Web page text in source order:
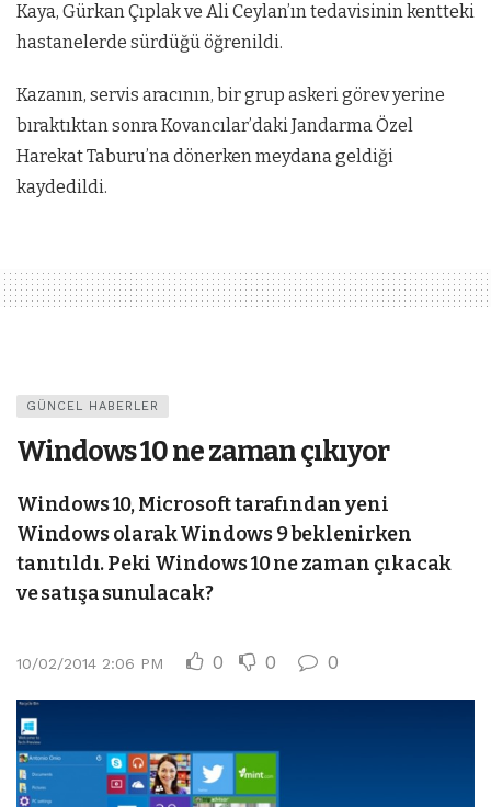
Kaya, Gürkan Çıplak ve Ali Ceylan’ın tedavisinin kentteki
hastanelerde sürdüğü öğrenildi.
Kazanın, servis aracının, bir grup askeri görev yerine
bıraktıktan sonra Kovancılar’daki Jandarma Özel
Harekat Taburu’na dönerken meydana geldiği
kaydedildi.
GÜNCEL HABERLER
Windows 10 ne zaman çıkıyor
Windows 10, Microsoft tarafından yeni
Windows olarak Windows 9 beklenirken
tanıtıldı. Peki Windows 10 ne zaman çıkacak
ve satışa sunulacak?
10/02/2014 2:06 PM 0 0 0